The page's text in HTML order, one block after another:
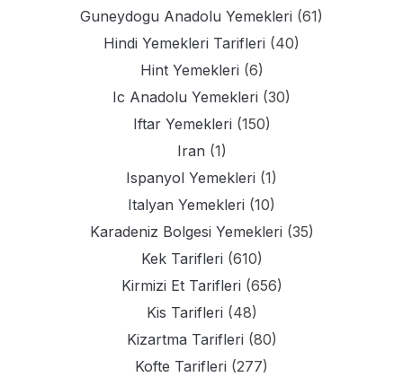
Guneydogu Anadolu Yemekleri (61)
Hindi Yemekleri Tarifleri (40)
Hint Yemekleri (6)
Ic Anadolu Yemekleri (30)
Iftar Yemekleri (150)
Iran (1)
Ispanyol Yemekleri (1)
Italyan Yemekleri (10)
Karadeniz Bolgesi Yemekleri (35)
Kek Tarifleri (610)
Kirmizi Et Tarifleri (656)
Kis Tarifleri (48)
Kizartma Tarifleri (80)
Kofte Tarifleri (277)